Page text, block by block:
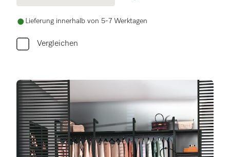
Lieferung innerhalb von 5-7 Werktagen
Vergleichen